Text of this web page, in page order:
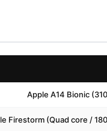
Apple A14 Bionic
Firestorm (Quad core /